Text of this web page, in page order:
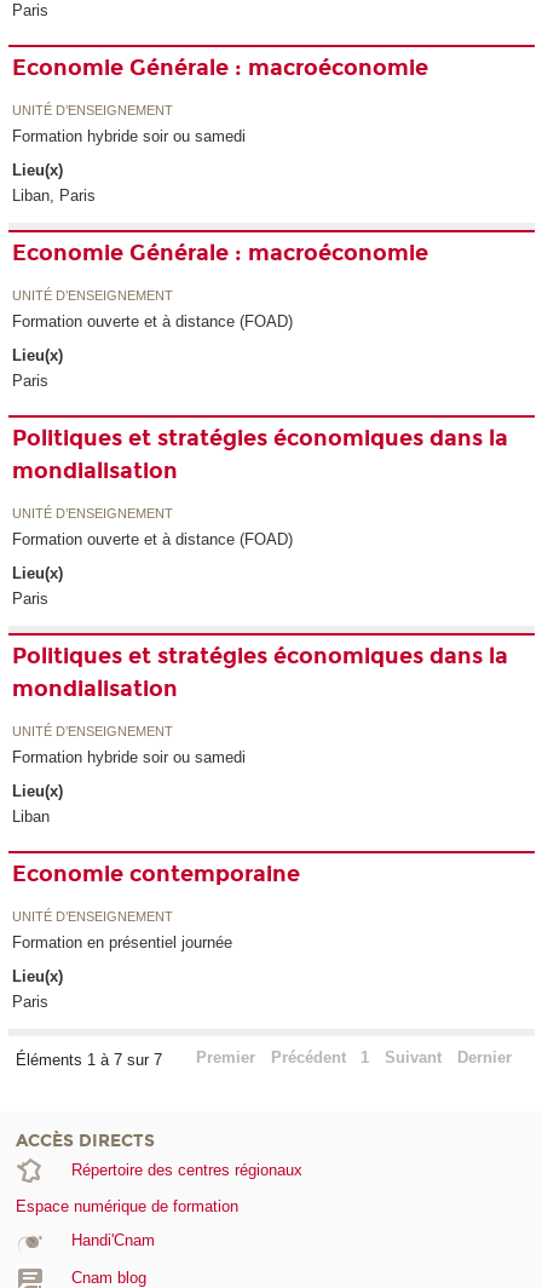
Paris
Economie Générale : macroéconomie
UNITÉ D’ENSEIGNEMENT
Formation hybride soir ou samedi
Lieu(x)
Liban, Paris
Economie Générale : macroéconomie
UNITÉ D’ENSEIGNEMENT
Formation ouverte et à distance (FOAD)
Lieu(x)
Paris
Politiques et stratégies économiques dans la
mondialisation
UNITÉ D’ENSEIGNEMENT
Formation ouverte et à distance (FOAD)
Lieu(x)
Paris
Politiques et stratégies économiques dans la
mondialisation
UNITÉ D’ENSEIGNEMENT
Formation hybride soir ou samedi
Lieu(x)
Liban
Economie contemporaine
UNITÉ D’ENSEIGNEMENT
Formation en présentiel journée
Lieu(x)
Paris
Éléments 1 à 7 sur 7 Premier Précédent 1 Suivant Dernier
ACCÈS DIRECTS
Répertoire des centres régionaux
Espace numérique de formation
Handi'Cnam
Cnam blog